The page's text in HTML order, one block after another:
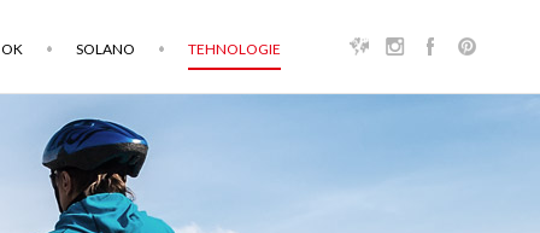
SOLANO TEHNOLOGIE